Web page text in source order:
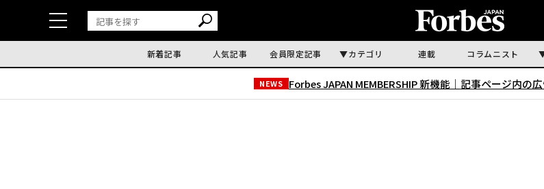
新着記事 人気記事 会員限定記事 カテゴリ 連載 コラムニスト
NEWS Forbes JAPAN MEMBERSHIP 新機能｜ 記事ページ内の